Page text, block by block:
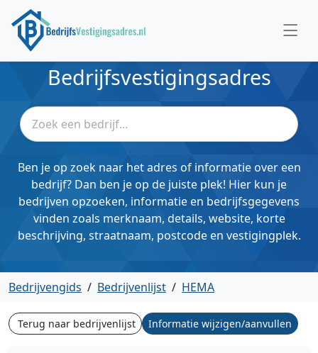
Bedrijfsvestigingsadres
Ben je op zoek naar het adres of informatie over een
bedrijf? Dan ben je op de juiste plek! Hier kun je
bedrijven opzoeken, informatie en bedrijfsgegevens
vinden zoals merknaam, details, website, korte
beschrijving, straatnaam, postcode en vestigingplek.
Bedrijvengids / Bedrijvenlijst / HEMA
Terug naar bedrijvenlijst Informatie wijzigen/aanvullen